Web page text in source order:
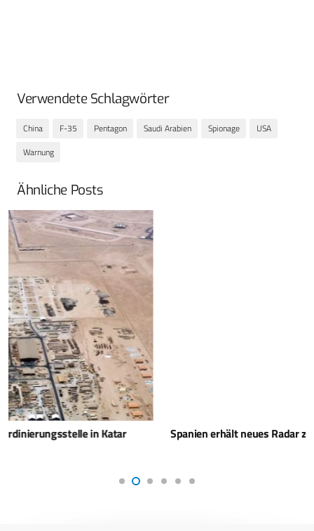
Verwendete Schlagwörter
China F-35 Pentagon Saudi Arabien Spionage
USA
Warnung
Ähnliche Posts
Spanien erhält neues Radar zur Luftverteidigung